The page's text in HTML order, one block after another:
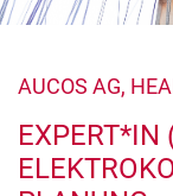
AUCOS AG,